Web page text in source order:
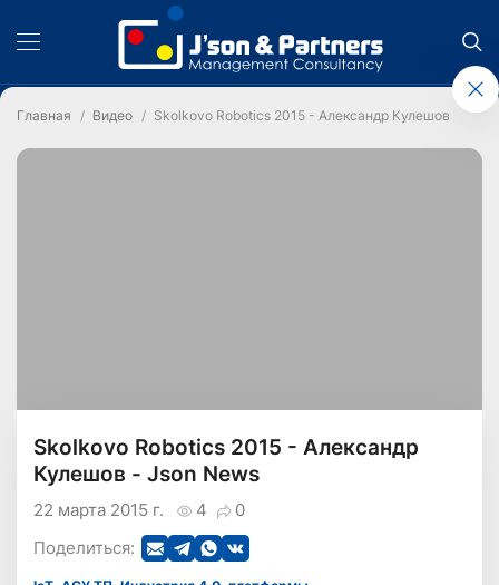
Главная Видео Skolkovo Robotics 2015 - Александр Кулешов - Json
Skolkovo Robotics 2015 - Александр
Кулешов - Json News
4 0
22 марта 2015 г.
Поделиться: